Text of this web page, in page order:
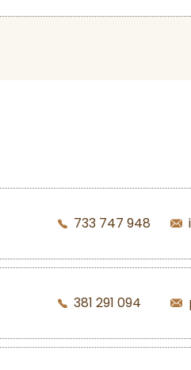
733 747 948
381 291 094